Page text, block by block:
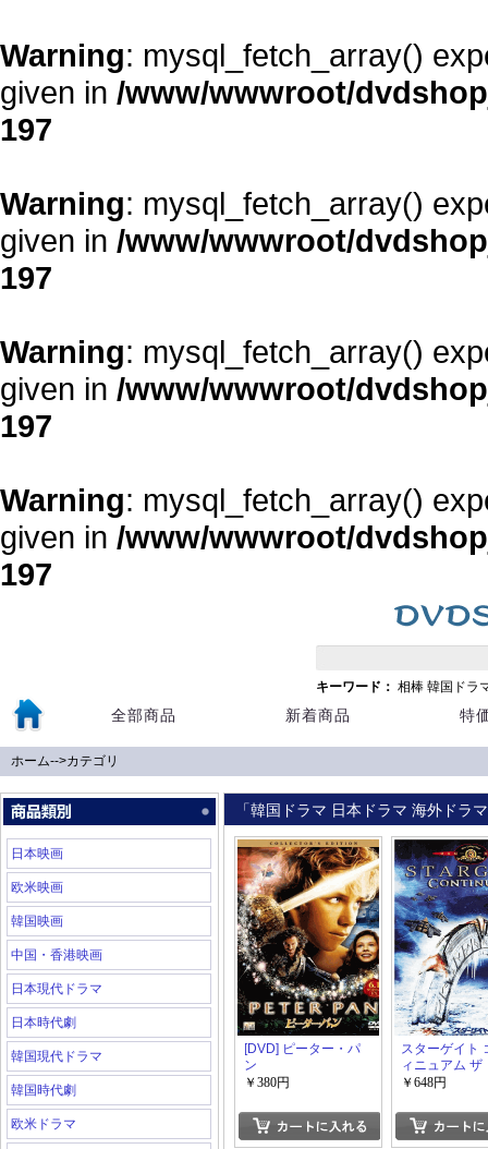
Warning: mysql_fetch_array()
given in /www/wwwroot/
197
Warning: mysql_fetch_array()
given in /www/wwwroot/
197
Warning: mysql_fetch_array()
given in /www/wwwroot/
197
Warning: mysql_fetch_array()
given in /www/wwwroot/
197
キーワード： 相棒 韓国ドラ
全部商品 新着商品 特
ホーム-->カテゴリ
日本映画
欧米映画
韓国映画
中国・香港映画
日本現代ドラマ
日本時代劇
韓国現代ドラマ
韓国時代劇
欧米ドラマ
「韓国ドラマ 日本ドラマ 海外ドラ
[DVD] ピーター・パ
ン
￥380円
スターゲイト
ィニュアム ザ
ビー
￥648円